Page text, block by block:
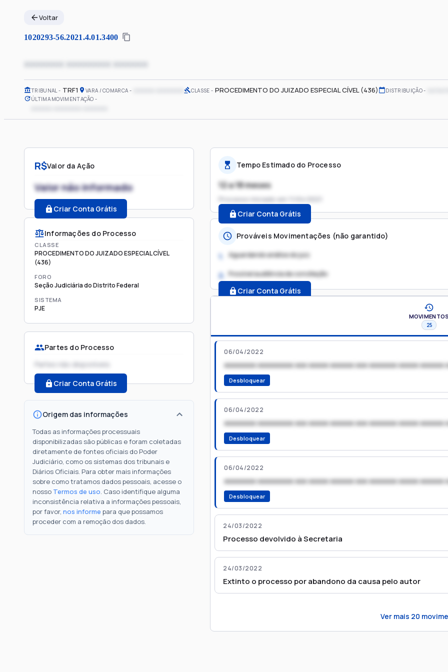
Voltar
1020293-56.2021.4.01.3400
xxxxxxxx xxxxxxxxx xxxxxxx
TRIBUNAL TRF1 VARA / COMARCA CLASSE PROCEDIMENTO DO JUIZADO ESPECIAL CÍVEL (436) DISTRIBUIÇÃO
ÚLTIMA MOVIMENTAÇÃO
R$Valor da Ação
Valor não informado
Criar Conta Grátis
Informações do Processo
CLASSE
PROCEDIMENTO DO JUIZADO ESPECIAL CÍVEL
(436)
FORO
Seção Judiciária do Distrito Federal
SISTEMA
PJE
Partes do Processo
Partes não disponíveis
Criar Conta Grátis
Origem das informações
Todas as informações processuais
disponibilizadas são públicas e foram coletadas
diretamente de fontes oficiais do Poder
Judiciário, como os sistemas dos tribunais e
Diários Oficiais. Para obter mais informações
sobre como tratamos dados pessoais, acesse o
nosso Termos de uso. Caso identifique alguma
inconsistência relativa a informações pessoais,
por favor, nos informe para que possamos
proceder com a remoção dos dados.
Tempo Estimado do Processo
12 a 18 meses
Processo iniciado em
Criar Conta Grátis
Prováveis Movimentações (não garantido)
1. Aguardando análise do juiz
2. Possível audiência de conciliação
Criar Conta Grátis
MOVIMENTOS
25
06/04/2022
xxxxxxxx xxxxxxxxx xxx xxxxx xxxxxx xxx xxxxxxx xxxxx xxxxxx
Desbloquear
06/04/2022
xxxxxxxx xxxxxxxxx xxx xxxxx xxxxxx xxx xxxxxxx xxxxx xxxxxx
Desbloquear
06/04/2022
xxxxxxxx xxxxxxxxx xxx xxxxx xxxxxx xxx xxxxxxx xxxxx xxxxxx
Desbloquear
24/03/2022
Processo devolvido à Secretaria
24/03/2022
Extinto o processo por abandono da causa pelo autor
Ver mais 20